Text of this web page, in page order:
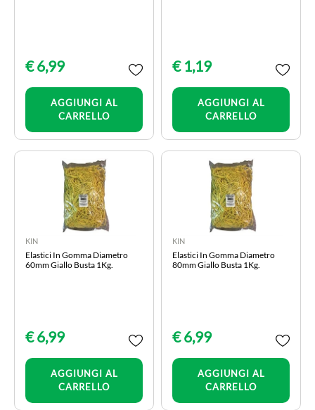
€ 6,99
AGGIUNGI AL
CARRELLO
€ 1,19
AGGIUNGI AL
CARRELLO
KIN
Elastici In Gomma Diametro
60mm Giallo Busta 1Kg.
€ 6,99
AGGIUNGI AL
CARRELLO
KIN
Elastici In Gomma Diametro
80mm Giallo Busta 1Kg.
€ 6,99
AGGIUNGI AL
CARRELLO